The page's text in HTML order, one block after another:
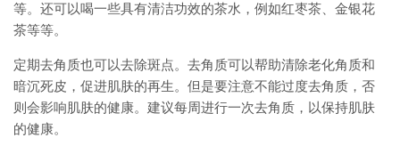
等。还可以喝一些具有清洁功效的茶水，例如红枣茶、金银花
茶等等。
定期去角质也可以去除斑点。去角质可以帮助清除老化角质和
暗沉死皮，促进肌肤的再生。但是要注意不能过度去角质，否
则会影响肌肤的健康。建议每周进行一次去角质，以保持肌肤
的健康。